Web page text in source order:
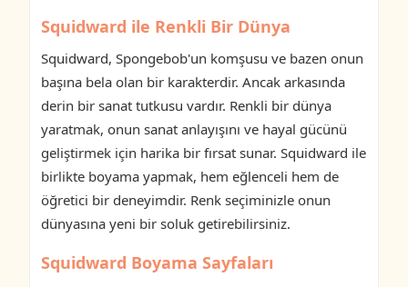
Squidward ile Renkli Bir Dünya
Squidward, Spongebob'un komşusu ve bazen onun
başına bela olan bir karakterdir. Ancak arkasında
derin bir sanat tutkusu vardır. Renkli bir dünya
yaratmak, onun sanat anlayışını ve hayal gücünü
geliştirmek için harika bir fırsat sunar. Squidward ile
birlikte boyama yapmak, hem eğlenceli hem de
öğretici bir deneyimdir. Renk seçiminizle onun
dünyasına yeni bir soluk getirebilirsiniz.
Squidward Boyama Sayfaları